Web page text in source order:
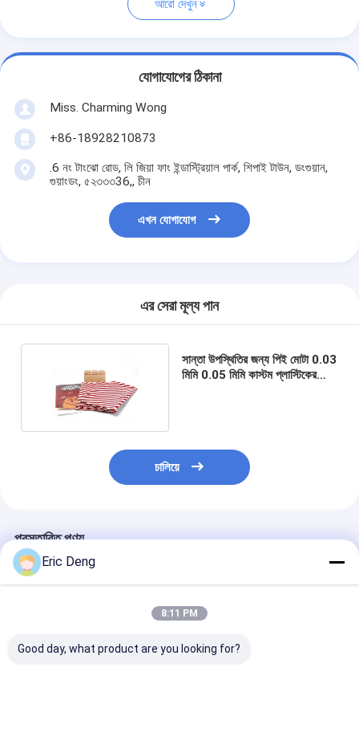
আরো দেখুন
যোগাযোগের ঠিকানা
Miss. Charming Wong
+86-18928210873
.6 নং টাংঝো রোড, লি জিয়া ফাং ইন্ডাস্ট্রিয়াল পার্ক, শিপাই টাউন, ডংগুয়ান,
গুয়াংডং, ৫২৩৩৩36,, চীন
এখন যোগাযোগ
এর সেরা মূল্য পান
সান্তা উপস্থিতির জন্য পিই মোটা 0.03
মিমি 0.05 মিমি কাস্টম প্লাস্টিকের
চালিয়ে
প্রস্তাবিত পণ্য
Eric Deng
8:11 PM
Good day, what product are you looking for?